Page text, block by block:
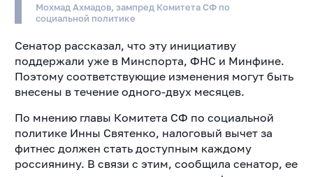
Мохмад Ахмадов, зампред Комитета СФ по
социальной политике
Сенатор рассказал, что эту инициативу
поддержали уже в Минспорта, ФНС и Минфине.
Поэтому соответствующие изменения могут быть
внесены в течение одного-двух месяцев.
По мнению главы Комитета СФ по социальной
политике Инны Святенко, налоговый вычет за
фитнес должен стать доступным каждому
россиянину. В связи с этим, сообщила сенатор, ее